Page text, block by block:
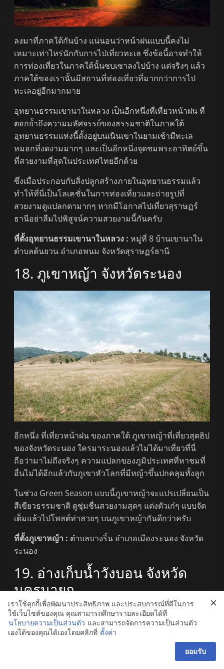
ลงมาที่ภาคใต้กันบ้าง แน่นอนว่าหน้าฝนแบบนี้คงไม่
เหมาะเท่าไหร่นักกับการไปเที่ยวทะเล ซึ่งข้อนี้อาจทำให้
การท่องเที่ยวในภาคใต้นั้นซบเซาลงไปบ้าง แต่จริงๆ แล้ว
ภาคใต้ของเรานั้นมีสถานที่ท่องเที่ยวที่มากกว่าการไป
ทะเลอยู่อีกมากมาย
อุทยานธรรมเขานาในหลวง เป็นอีกหนึ่งที่เที่ยวหน้าฝน ที่
ตอกย้ำถึงความมหัศจรรย์ของธรรมชาติในภาคใต้
อุทยานธรรมแห่งนี้ตั้งอยู่บนเนินเขาในยามเช้ามีทะเล
หมอกที่งดงามมากๆ และเป็นอีกหนึ่งจุดชมพระอาทิตย์ขึ้น
ที่สวยงามที่สุดในประเทศไทยอีกด้วย
ซึ่งเมื่อประกอบกับสิ่งปลูกสร้างภายในอุทยานธรรมแล้ว
ทำให้ที่นี่เป็นโลเคชั่นในการท่องเที่ยวและถ่ายรูปที่
สวยงามดูแปลกตามากๆ หากมีโอกาสไปเที่ยวสุราษฏร์
ธานีอย่าลืมไปพิสูจน์ความสวยงามนี้กันครับ
ที่ตั้งอุทยานธรรมเขานาในหลวง : หมู่ที่ 8 บ้านเขานาใน
ตำบลต้นยวน อำเภอพนม จังหวัดสุราษฏร์ธานี
18. ภูเขาหญ้า จังหวัดระนอง
อีกหนึ่ง ที่เที่ยวหน้าฝน ของภาคใต้ ภูเขาหญ้าที่เที่ยวสุดฮิป
ของจังหวัดระนอง ใครมาระนองแล้วไม่ได้มาเที่ยวที่นี่
ถือว่ามาไม่ถึงจริงๆ ความแปลกของภูมิประเทศที่หาชมที่
อื่นไม่ได้อีกแล้วกับภูเขาหัวโลกที่มีหญ้าขึ้นปกคลุมทั้งลูก
ในช่วง Green Season แบบนี้ภูเขาหญ้าจะแปรเปลี่ยนเป็น
สีเขียวธรรมชาติ ดูชุ่มชื่นสวยงามสุดๆ แต่งตัวเก๋ๆ แบบจัด
เต็มแล้วไปโพสต์ท่าสวยๆ บนภูเขาหญ้ากันดีกว่าครับ
ที่ตั้งภูเขาหญ้า : ตำบลบางริ้น อำเภอเมืองระนอง จังหวัด
ระนอง
19. อ่างเก็บน้ำวังบอน จังหวัด
นครนายก
เราใช้คุกกี้เพื่อพัฒนาประสิทธิภาพ และประสบการณ์ที่ดีในการ
ใช้เว็บไซต์ของคุณ คุณสามารถศึกษารายละเอียดได้ที่
นโยบายความเป็นส่วนตัว และสามารถจัดการความเป็นส่วนตัว
เองได้ของคุณได้เองโดยคลิกที่ ตั้งค่า
ยอมรับ